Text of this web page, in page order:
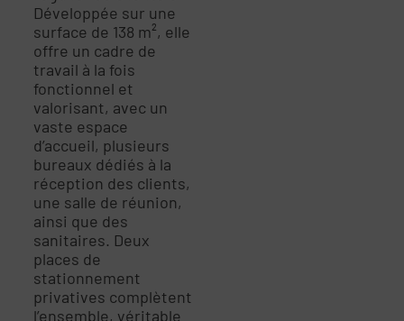
Développée sur une
surface de 138 m², elle
offre un cadre de
travail à la fois
fonctionnel et
valorisant, avec un
vaste espace
d’accueil, plusieurs
bureaux dédiés à la
réception des clients,
une salle de réunion,
ainsi que des
sanitaires. Deux
places de
stationnement
privatives complètent
l’ensemble, véritable